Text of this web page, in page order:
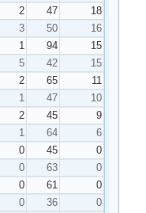
2 47
18
3 50
16
1 94
15
5 42
15
2 65
11
1 47
10
2 45
9
1 64
6
0 45
0
0 63
0
0 61
0
0 36
0